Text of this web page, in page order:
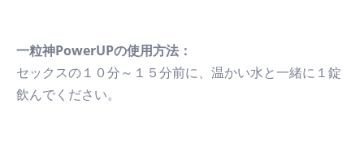
一粒神PowerUPの使用方法：
セックスの１０分～１５分前に、温かい水と一緒に１錠
飲んでください。